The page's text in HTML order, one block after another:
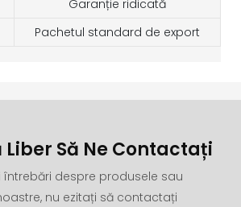
Garanție ridicată
Pachetul standard de export
Să Ne Contactați
întrebări despre produsele sau
nu ezitați să contactați